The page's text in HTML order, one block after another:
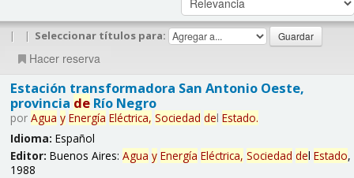
| | Seleccionar títulos para:
Hacer reserva
Estación transformadora San Antonio Oeste,
provincia deRío Negro
por Agua y Energía Eléctrica, Sociedad del Estado.
Idioma: Español
Editor: Buenos Aires: Agua y Energía Eléctrica, Sociedad del Estado,
1988